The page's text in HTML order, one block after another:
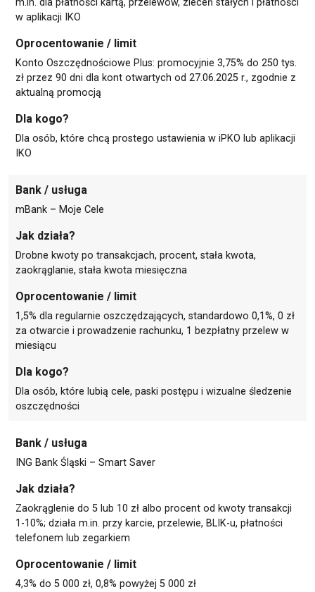
w aplikacji IKO
Oprocentowanie / limit
Konto Oszczędnościowe Plus: promocyjnie 3,75% do 250 tys.
zł przez 90 dni dla kont otwartych od 27.06.2025 r., zgodnie z
aktualną promocją
Dla kogo?
Dla osób, które chcą prostego ustawienia w iPKO lub aplikacji
IKO
Bank / usługa
mBank – Moje Cele
Jak działa?
Drobne kwoty po transakcjach, procent, stała kwota,
zaokrąglanie, stała kwota miesięczna
Oprocentowanie / limit
1,5% dla regularnie oszczędzających, standardowo 0,1%, 0 zł
za otwarcie i prowadzenie rachunku, 1 bezpłatny przelew w
miesiącu
Dla kogo?
Dla osób, które lubią cele, paski postępu i wizualne śledzenie
oszczędności
Bank / usługa
ING Bank Śląski – Smart Saver
Jak działa?
Zaokrąglenie do 5 lub 10 zł albo procent od kwoty transakcji
1-10%; działa m.in. przy karcie, przelewie, BLIK-u, płatności
telefonem lub zegarkiem
Oprocentowanie / limit
4,3% do 5 000 zł, 0,8% powyżej 5 000 zł